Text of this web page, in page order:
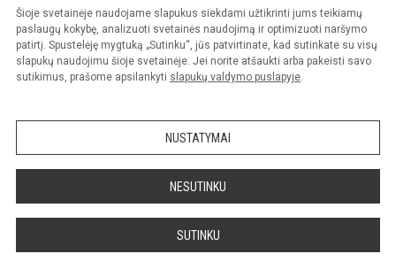
Šioje svetainėje naudojame slapukus siekdami užtikrinti jums teikiamų
paslaugų kokybę, analizuoti svetainės naudojimą ir optimizuoti naršymo
patirtį. Spustelėję mygtuką „Sutinku“, jūs patvirtinate, kad sutinkate su visų
slapukų naudojimu šioje svetainėje. Jei norite atšaukti arba pakeisti savo
sutikimus, prašome apsilankyti slapukų valdymo puslapyje.
NUSTATYMAI
NESUTINKU
SUTINKU
Kopijuoti turinį be raštiško Bukiškio pagrindinės mokyklos administracijos
sutikimo griežtai draudžiama.
Prieinamumo paraiška Slapukų valdymas
Sumanus būdas atnaujinti